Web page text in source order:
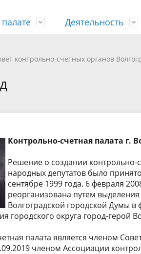
Структура
Деятельность
Сводные планы
Бухгалтерская
отчетность
Медиагалерея
График приема
служба
контрольно-счетных органов
Контрольно-счетная палата г.
Решение о создании контрольно-
народных депутатов было
сентябре 1999 года. 6 февраля
реорганизована путем
Волгоградской городской Думы
городского округа город-герой
палата является членом
членом Ассоциации